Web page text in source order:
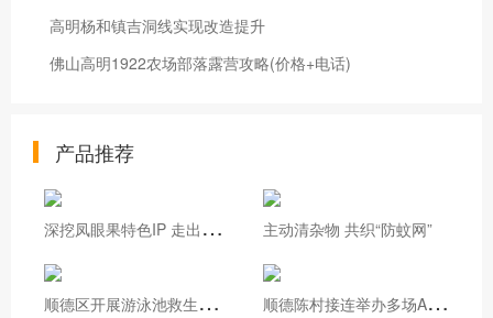
高明杨和镇吉洞线实现改造提升
佛山高明1922农场部落露营攻略(价格+电话)
产品推荐
深
挖凤眼果特色IP 走出基层治理新路 主动清杂物 共织“防蚊网”
顺
德区开展游泳池救生员实操培训 顺
德陈村接连举办多场AI专题培训